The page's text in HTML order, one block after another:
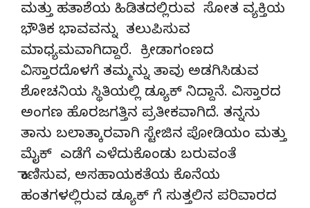
ಮತ್ತು ಹತಾಶೆಯ ಹಿಡಿತದಲ್ಲಿರುವ ಸೋತ ವ್ಯಕ್ತಿಯ
ಭೌತಿಕ ಭಾವವನ್ನು ತಲುಪಿಸುವ
ಮಾಧ್ಯಮವಾಗಿದ್ದಾರೆ. ಕ್ರೀಡಾಗಂಣದ
ವಿಸ್ತಾರದೊಳಗೆ ತಮ್ಮನ್ನು ತಾವು ಅಡಗಿಸಿಡುವ
ಶೋಚನಿಯ ಸ್ಥಿತಿಯಲ್ಲಿ ಡ್ಯೂಕ್ ನಿದ್ದಾನೆ. ವಿಸ್ತಾರದ
ಅಂಗಣ ಹೊರಜಗತ್ತಿನ ಪ್ರತೀಕವಾಗಿದೆ. ತನ್ನನು
ತಾನು ಬಲಾತ್ಕಾರವಾಗಿ ಸ್ಟೇಜಿನ ಪೋಡಿಯಂ ಮತ್ತು
ಮೈಕ್ ಎಡೆಗೆ ಎಳೆದುಕೊಂಡು ಬರುವಂತೆ
ಕಾಣಿಸುವ, ಅಸಹಾಯಕತೆಯ ಕೊನೆಯ
ಹಂತಗಳಲ್ಲಿರುವ ಡ್ಯೂಕ್ ಗೆ ಸುತ್ತಲಿನ ಪರಿವಾರದ